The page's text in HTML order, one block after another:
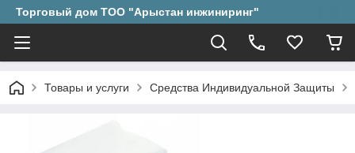
Торговый дом ТОО "Арыстан инжиниринг"
Товары и услуги Средства Индивидуальной Защиты